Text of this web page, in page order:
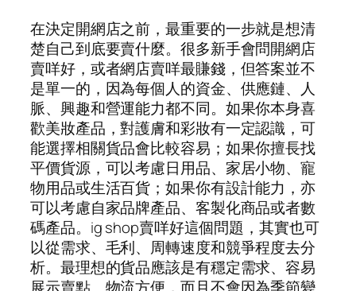
在決定開網店之前，最重要的一步就是想清
楚自己到底要賣什麼。很多新手會問開網店
賣咩好，或者網店賣咩最賺錢，但答案並不
是單一的，因為每個人的資金、供應鏈、人
脈、興趣和營運能力都不同。如果你本身喜
歡美妝產品，對護膚和彩妝有一定認識，可
能選擇相關貨品會比較容易；如果你擅長找
平價貨源，可以考慮日用品、家居小物、寵
物用品或生活百貨；如果你有設計能力，亦
可以考慮自家品牌產品、客製化商品或者數
碼產品。ig shop賣咩好這個問題，其實也可
以從需求、毛利、周轉速度和競爭程度去分
析。最理想的貨品應該是有穩定需求、容易